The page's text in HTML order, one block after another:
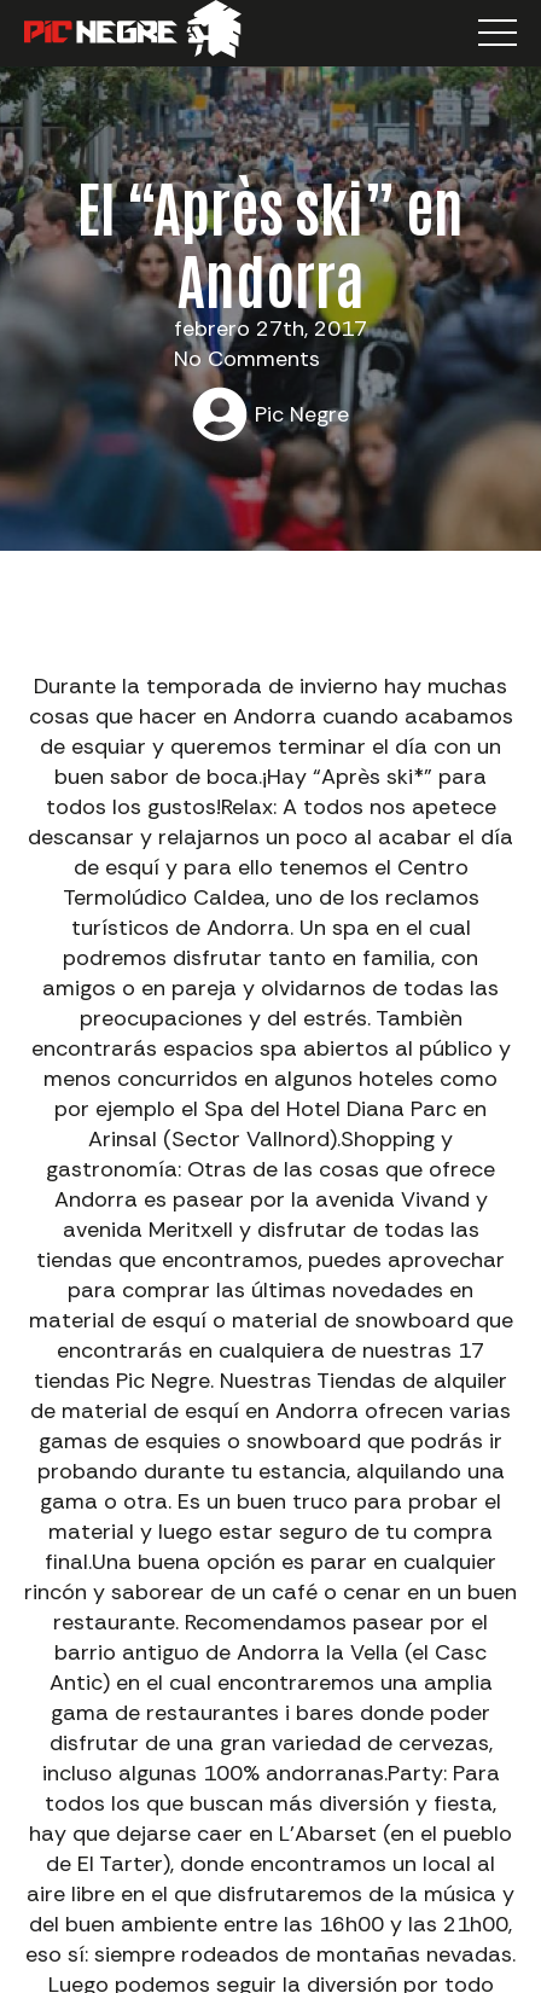
El “Après ski” en
Andorra
febrero 27th, 2017
No Comments
Pic Negre
Durante la temporada de invierno hay muchas
cosas que hacer en Andorra cuando acabamos
de esquiar y queremos terminar el día con un
buen sabor de boca.¡Hay “Après ski*” para
todos los gustos!Relax: A todos nos apetece
descansar y relajarnos un poco al acabar el día
de esquí y para ello tenemos el Centro
Termolúdico Caldea, uno de los reclamos
turísticos de Andorra. Un spa en el cual
podremos disfrutar tanto en familia, con
amigos o en pareja y olvidarnos de todas las
preocupaciones y del estrés. Tambièn
encontrarás espacios spa abiertos al público y
menos concurridos en algunos hoteles como
por ejemplo el Spa del Hotel Diana Parc en
Arinsal (Sector Vallnord).Shopping y
gastronomía: Otras de las cosas que ofrece
Andorra es pasear por la avenida Vivand y
avenida Meritxell y disfrutar de todas las
tiendas que encontramos, puedes aprovechar
para comprar las últimas novedades en
material de esquí o material de snowboard que
encontrarás en cualquiera de nuestras 17
tiendas Pic Negre. Nuestras Tiendas de alquiler
de material de esquí en Andorra ofrecen varias
gamas de esquies o snowboard que podrás ir
probando durante tu estancia, alquilando una
gama o otra. Es un buen truco para probar el
material y luego estar seguro de tu compra
final.Una buena opción es parar en cualquier
rincón y saborear de un café o cenar en un buen
restaurante. Recomendamos pasear por el
barrio antiguo de Andorra la Vella (el Casc
Antic) en el cual encontraremos una amplia
gama de restaurantes i bares donde poder
disfrutar de una gran variedad de cervezas,
incluso algunas 100% andorranas.Party: Para
todos los que buscan más diversión y fiesta,
hay que dejarse caer en L’Abarset (en el pueblo
de El Tarter), donde encontramos un local al
aire libre en el que disfrutaremos de la música y
del buen ambiente entre las 16h00 y las 21h00,
eso sí: siempre rodeados de montañas nevadas.
Luego podemos seguir la diversión por todo
EXPERIENCIAS PIC NEGRE · ANDORRA
VIVE TUEXPERIENCIAEN LA MONTAÑA
ALQUILER DE BICICLETAS EN ANDORRA Y LA
MOLINA
DH Santa Cruz, Ebikes, Eroad, Road y Gravel para
todos los niveles y experiencias.
Alquiler Bicicletas →